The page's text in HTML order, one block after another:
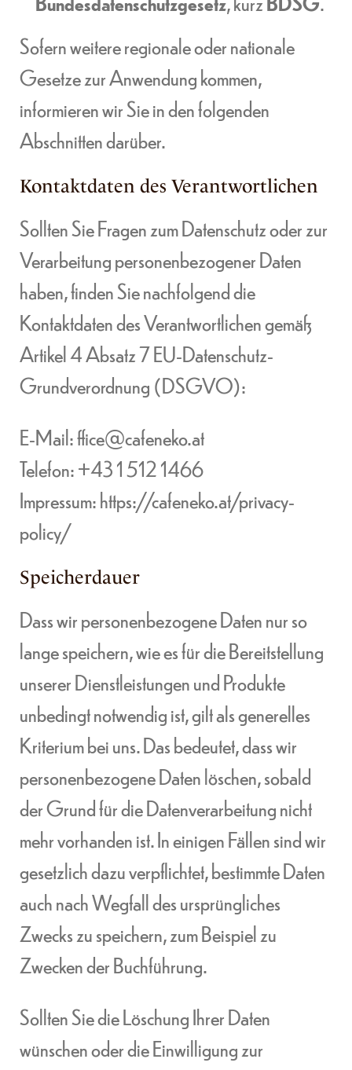
Sofern weitere regionale oder nationale
Gesetze zur Anwendung kommen,
informieren wir Sie in den folgenden
Abschnitten darüber.
Kontaktdaten des Verantwortlichen
Sollten Sie Fragen zum Datenschutz oder zur
Verarbeitung personenbezogener Daten
haben, finden Sie nachfolgend die
Kontaktdaten des Verantwortlichen gemäß
Artikel 4 Absatz 7 EU-Datenschutz-
Grundverordnung (DSGVO):
E-Mail:ffice@cafeneko.at
Telefon:+43 1 512 1466
Impressum:https://cafeneko.at/privacy-
policy/
Speicherdauer
Dass wir personenbezogene Daten nur so
lange speichern, wie es für die Bereitstellung
unserer Dienstleistungen und Produkte
unbedingt notwendig ist, gilt als generelles
Kriterium bei uns. Das bedeutet, dass wir
personenbezogene Daten löschen, sobald
der Grund für die Datenverarbeitung nicht
mehr vorhanden ist. In einigen Fällen sind wir
gesetzlich dazu verpflichtet, bestimmte Daten
auch nach Wegfall des ursprüngliches
Zwecks zu speichern, zum Beispiel zu
Zwecken der Buchführung.
Sollten Sie die Löschung Ihrer Daten
wünschen oder die Einwilligung zur